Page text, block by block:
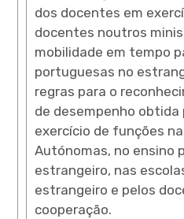
dos docentes em
docentes noutros
mobilidade em tempo
portuguesas no
regras para o
de desempenho
exercício de funções
Autónomas, no ensino
estrangeiro, nas
estrangeiro e pelos
cooperação.